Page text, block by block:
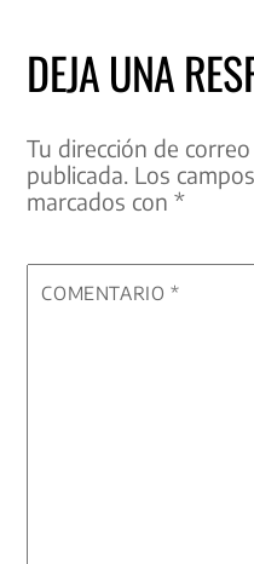
DEJA UNA
Tu dirección de
publicada. Los
marcados con*
COMENTARIO*